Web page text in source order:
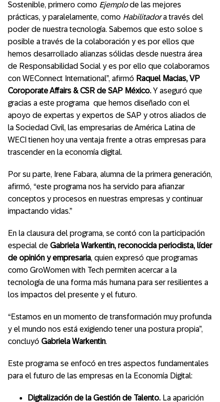
Sostenible, primero como Ejemplode las mejores
prácticas, y paralelamente, como Habilitadora través del
poder de nuestra tecnología. Sabemos que esto soloe s
posible a través de la colaboración y es por ellos que
hemos desarrollado alianzas sólidas desde nuestra área
de Responsabilidad Social y es por ello que colaboramos
con WEConnect International”, afirmó Raquel Macias, VP
Coroporate Affairs & CSR de SAP México. Y aseguró que
gracias a este programa que hemos diseñado con el
apoyo de expertas y expertos de SAP y otros aliados de
la Sociedad Civil, las empresarias de América Latina de
WECI tienen hoy una ventaja frente a otras empresas para
trascender en la economía digital.
Por su parte, Irene Fabara, alumna de la primera generación,
afirmó, “este programa nos ha servido para afianzar
conceptos y procesos en nuestras empresas y continuar
impactando vidas.”
En la clausura del programa, se contó con la participación
especial de Gabriela Warkentin, reconocida periodista, líder
de opinión y empresaria, quien expresó que programas
como GroWomen with Tech permiten acercar a la
tecnología de una forma más humana para ser resilientes a
los impactos del presente y el futuro.
“Estamos en un momento de transformación muy profunda
y el mundo nos está exigiendo tener una postura propia”,
concluyó Gabriela Warkentin.
Este programa se enfocó en tres aspectos fundamentales
para el futuro de las empresas en la Economía Digital:
Digitalización de la Gestión de Talento. La aparición